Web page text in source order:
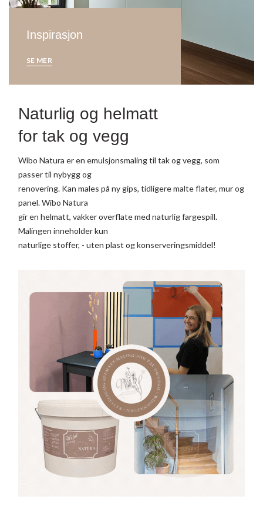
Inspirasjon
SE MER
Naturlig og helmatt
for tak og vegg
Wibo Natura er en emulsjonsmaling til tak og vegg, som
passer til nybygg og
renovering. Kan males på ny gips, tidligere malte flater, mur og
panel. Wibo Natura
gir en helmatt, vakker overflate med naturlig fargespill.
Malingen inneholder kun
naturlige stoffer, - uten plast og konserveringsmiddel!